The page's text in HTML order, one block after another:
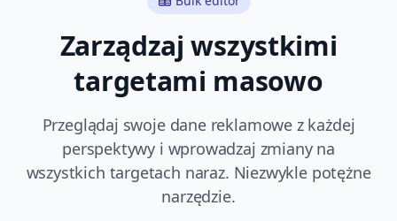
Zarządzaj wszystkimi
targetami masowo
Przeglądaj swoje dane reklamowe z każdej
perspektywy i wprowadzaj zmiany na
wszystkich targetach naraz. Niezwykle potężne
narzędzie.